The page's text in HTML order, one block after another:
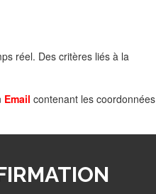
réel. Des critères liés à la
Email contenant les coordonnées